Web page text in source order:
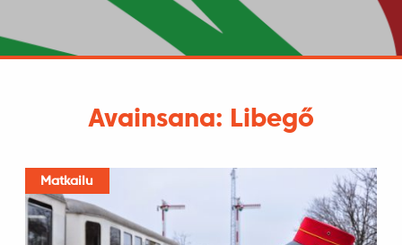
Avainsana: Libegő
Matkailu